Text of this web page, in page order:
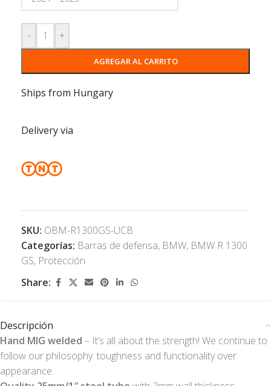
- +
AGREGAR AL CARRITO
Ships from Hungary
Delivery via
SKU: OBM-R1300GS-UCB
Categorías: Barras de defensa, BMW, BMW R 1300
GS, Protección
Share:
Descripción
Hand MIG welded – It’s all about the strength! We continue to
follow our philosophy: toughness and functionality over
appearance.